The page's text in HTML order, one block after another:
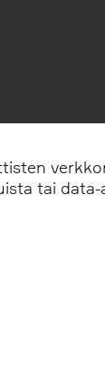
tai